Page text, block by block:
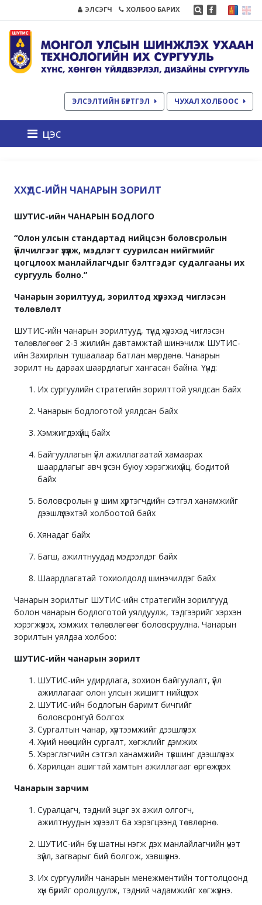
ЭЛСЭГЧ ХОЛБОО БАРИХ
ЭЛСЭЛТИЙН БҮРТГЭЛ ЧУХАЛ ХОЛБООС
цэс
ХХҮДС-ИЙН ЧАНАРЫН ЗОРИЛТ
ШУТИС-ийн ЧАНАРЫН БОДЛОГО
“Олон улсын стандартад нийцсэн боловсролын
үйлчилгээг үзүүлж, мэдлэгт суурилсан нийгмийг
цогцлоох манлайлагчдыг бэлтгэдэг судалгааны их
сургууль болно.”
Чанарын зорилтууд, зорилтод хүрэхэд чиглэсэн
төлөвлөлт
ШУТИС-ийн чанарын зорилтууд, түүнд хүрэхэд чиглэсэн
төлөвлөгөөг 2-3 жилийн давтамжтай шинэчилж ШУТИС-
ийн Захирлын тушаалаар батлан мөрдөнө. Чанарын
зорилт нь дараах шаардлагыг хангасан байна. Үүнд:
Их сургуулийн стратегийн зорилттой уялдсан байх
Чанарын бодлоготой уялдсан байх
Хэмжигдэхүйц байх
Байгууллагын үйл ажиллагаатай хамаарах
шаардлагыг авч үзсэн буюу хэрэгжихүйц, бодитой
байх
Боловсролын үр шим хүртэгчдийн сэтгэл ханамжийг
дээшлүүлэхтэй холбоотой байх
Хянадаг байх
Багш, ажилтнуудад мэдээлдэг байх
Шаардлагатай тохиолдолд шинэчилдэг байх
Чанарын зорилтыг ШУТИС-ийн стратегийн зорилгууд
болон чанарын бодлоготой уялдуулж, тэдгээрийг хэрхэн
хэрэгжүүлэх, хэмжих төлөвлөгөөг боловсруулна. Чанарын
зорилтын уялдаа холбоо:
ШУТИС-ийн чанарын зорилт
ШУТИС-ийн удирдлага, зохион байгуулалт, үйл
ажиллагааг олон улсын жишигт нийцүүлэх
ШУТИС-ийн бодлогын баримт бичгийг
боловсронгуй болгох
Сургалтын чанар, хүртээмжийг дээшлүүлэх
Хүний нөөцийн сургалт, хөгжлийг дэмжих
Хэрэглэгчийн сэтгэл ханамжийн түвшинг дээшлүүлэх
Харилцан ашигтай хамтын ажиллагааг өргөжүүлэх
Чанарын зарчим
Суралцагч, тэдний эцэг эх ажил олгогч,
ажилтнуудын хүлээлт ба хэрэгцээнд төвлөрнө.
ШУТИС-ийн бүх шатны нэгж дэх манлайлагчийн үнэт
зүйл, загварыг бий болгож, хэвшүүлнэ.
Их сургуулийн чанарын менежментийн тогтолцоонд
хүн бүрийг оролцуулж, тэдний чадамжийг хөгжүүлнэ.